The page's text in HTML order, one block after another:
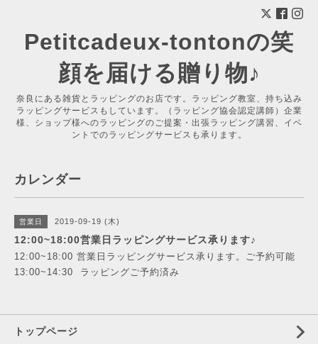
Petitcadeux-tontonの笑
顔を届ける贈り物♪
奈良にある雑貨とラッピングのお店です。ラッピング教室、持ち込み
ラッピングサービスもしています。（ラッピング協会認定講師）企業
様、ショップ様へのラッピングのご提案・出張ラッピング講習、イベ
ントでのラッピングサービスも承ります。
カレンダー
営業日 2019-09-19 (木)
12:00~18:00営業日ラッピングサービス承ります♪
12:00~18:00 営業日ラッピングサービス承ります。ご予約可能
13:00~14:30 ラッピングご予約済み
トップページ